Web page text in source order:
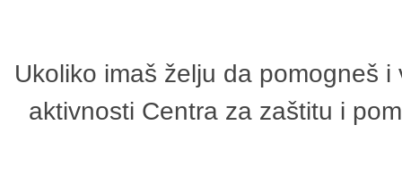
Ukoliko imaš želju da pomogneš
aktivnosti Centra za zaštitu i